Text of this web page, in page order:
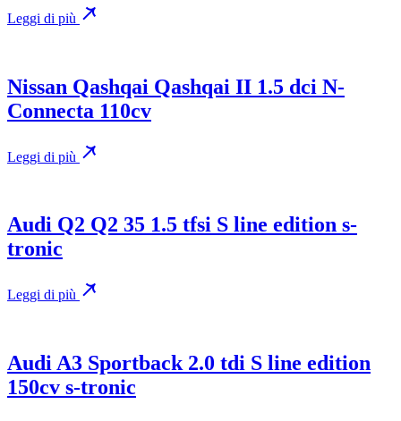
Leggi di più
Nissan Qashqai Qashqai II 1.5 dci N-
Connecta 110cv
Leggi di più
Audi Q2 Q2 35 1.5 tfsi S line edition s-
tronic
Leggi di più
Audi A3 Sportback 2.0 tdi S line edition
150cv s-tronic